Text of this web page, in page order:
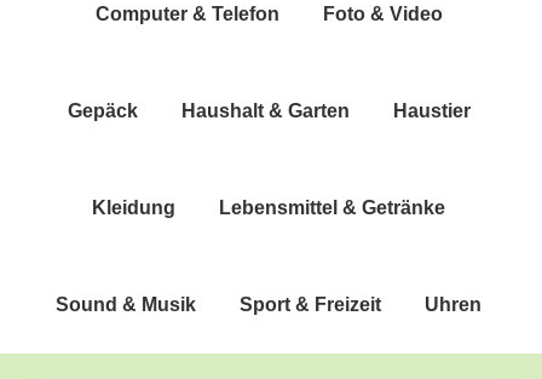
Com­pu­ter & Telefon Foto & Video
Gepäck Haus­halt & Garten Haus­tier
Klei­dung Lebens­mit­tel & Getränke
Sound & Musik Sport & Freizeit Uhren